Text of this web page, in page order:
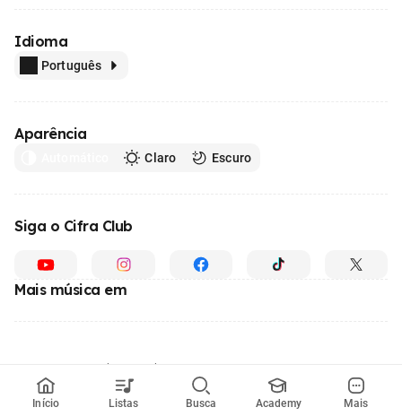
Início Listas Busca Academy Mais
Idioma
Português
Aparência
Claro Escuro
Siga o Cifra Club
Mais música em
© 1996 - 2026, o maior site de ensino de música do Brasil